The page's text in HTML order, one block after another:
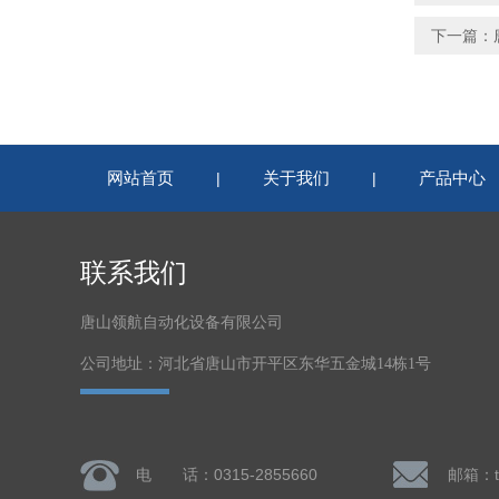
下一篇：
网站首页 | 关于我们 | 产品中心
联系我们
唐山领航自动化设备有限公司
公司地址：河北省唐山市开平区东华五金城14栋1号
电 话：0315-2855660 邮箱